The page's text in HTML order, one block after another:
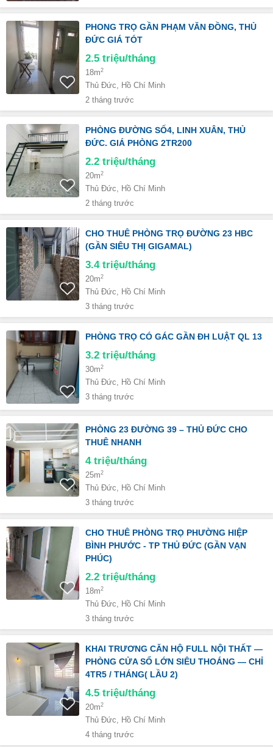
PHONG TRỌ GẦN PHẠM VĂN ĐỒNG, THỦ
ĐỨC GIÁ TÓT
2.5 triệu/tháng
18m2
Thủ Đức, Hồ Chí Minh
2 tháng trước
PHÒNG ĐƯỜNG SỐ4, LINH XUÂN, THỦ
ĐỨC. GIÁ PHÒNG 2TR200
2.2 triệu/tháng
20m2
Thủ Đức, Hồ Chí Minh
2 tháng trước
CHO THUÊ PHÒNG TRỌ ĐƯỜNG 23 HBC
(GẦN SIÊU THỊ GIGAMAL)
3.4 triệu/tháng
20m2
Thủ Đức, Hồ Chí Minh
3 tháng trước
PHÒNG TRỌ CÓ GÁC GẦN ĐH LUẬT QL 13
3.2 triệu/tháng
30m2
Thủ Đức, Hồ Chí Minh
3 tháng trước
PHÒNG 23 ĐƯỜNG 39 – THỦ ĐỨC CHO
THUÊ NHANH
4 triệu/tháng
25m2
Thủ Đức, Hồ Chí Minh
3 tháng trước
CHO THUÊ PHÒNG TRỌ PHƯỜNG HIỆP
BÌNH PHƯỚC - TP THỦ ĐỨC (GẦN VẠN
PHÚC)
2.2 triệu/tháng
18m2
Thủ Đức, Hồ Chí Minh
3 tháng trước
KHAI TRƯƠNG CĂN HỘ FULL NỘI THẤT —
PHÒNG CỬA SỔ LỚN SIÊU THOÁNG — CHỈ
4TR5 / THÁNG( LẦU 2)
4.5 triệu/tháng
20m2
Thủ Đức, Hồ Chí Minh
4 tháng trước